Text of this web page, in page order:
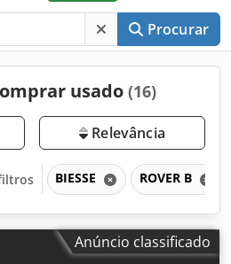
Procurar
usado (16)
Relevância
BIESSE ROVER B
Anúncio classificado